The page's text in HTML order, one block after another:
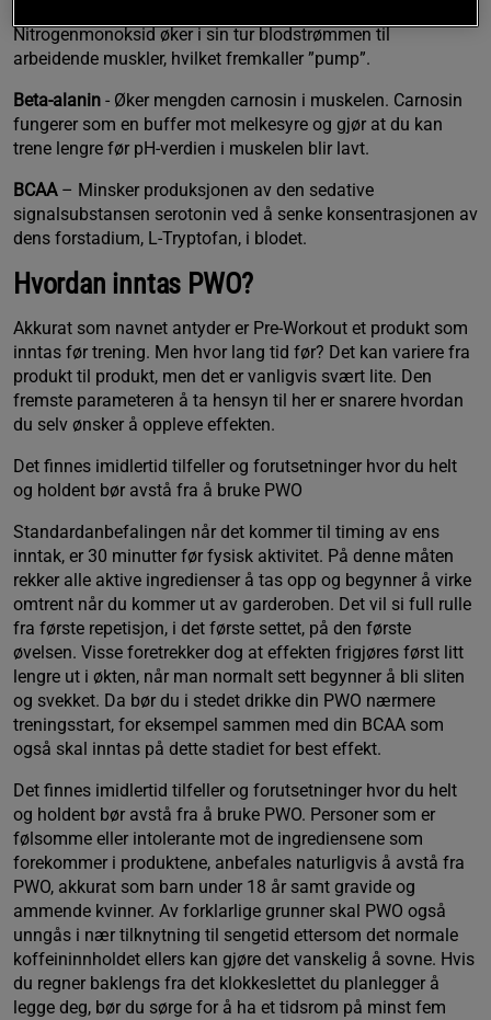
Nitrogenmonoksid øker i sin tur blodstrømmen til
arbeidende muskler, hvilket fremkaller ”pump”.
Beta-alanin - Øker mengden carnosin i muskelen. Carnosin
fungerer som en buffer mot melkesyre og gjør at du kan
trene lengre før pH-verdien i muskelen blir lavt.
BCAA– Minsker produksjonen av den sedative
signalsubstansen serotonin ved å senke konsentrasjonen av
dens forstadium, L-Tryptofan, i blodet.
Hvordan inntas PWO?
Akkurat som navnet antyder er Pre-Workout et produkt som
inntas før trening. Men hvor lang tid før? Det kan variere fra
produkt til produkt, men det er vanligvis svært lite. Den
fremste parameteren å ta hensyn til her er snarere hvordan
du selv ønsker å oppleve effekten.
Det finnes imidlertid tilfeller og forutsetninger hvor du helt
og holdent bør avstå fra å bruke PWO
Standardanbefalingen når det kommer til timing av ens
inntak, er 30 minutter før fysisk aktivitet. På denne måten
rekker alle aktive ingredienser å tas opp og begynner å virke
omtrent når du kommer ut av garderoben. Det vil si full rulle
fra første repetisjon, i det første settet, på den første
øvelsen. Visse foretrekker dog at effekten frigjøres først litt
lengre ut i økten, når man normalt sett begynner å bli sliten
og svekket. Da bør du i stedet drikke din PWO nærmere
treningsstart, for eksempel sammen med din BCAA som
også skal inntas på dette stadiet for best effekt.
Det finnes imidlertid tilfeller og forutsetninger hvor du helt
og holdent bør avstå fra å bruke PWO. Personer som er
følsomme eller intolerante mot de ingrediensene som
forekommer i produktene, anbefales naturligvis å avstå fra
PWO, akkurat som barn under 18 år samt gravide og
ammende kvinner. Av forklarlige grunner skal PWO også
unngås i nær tilknytning til sengetid ettersom det normale
koffeininnholdet ellers kan gjøre det vanskelig å sovne. Hvis
du regner baklengs fra det klokkeslettet du planlegger å
legge deg, bør du sørge for å ha et tidsrom på minst fem